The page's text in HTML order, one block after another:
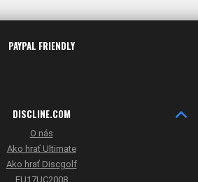
PAYPAL FRIENDLY
DISCLINE.COM
O nás
Ako hrať Ultimate
Ako hrať Discgolf
EU17UC2008